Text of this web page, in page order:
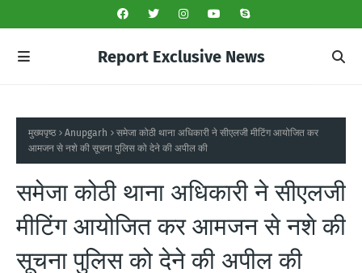
Report Exclusive News
मुख्यपृष्ठ Anupgarh
समेजा कोठी थाना अधिकारी ने सीएलजी मीटिंग आयोजित कर
आमजन से नशे की सूचना पुलिस को देने की अपील की
समेजा कोठी थाना अधिकारी ने सीएलजी
मीटिंग आयोजित कर आमजन से नशे की
सूचना पुलिस को देने की अपील की